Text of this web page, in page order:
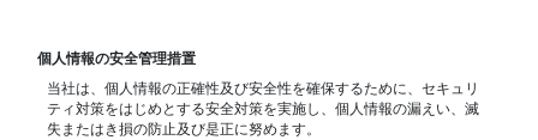
個人情報の安全管理措置
当社は、個人情報の正確性及び安全性を確保するために、セキュリ
ティ対策をはじめとする安全対策を実施し、個人情報の漏えい、滅
失またはき損の防止及び是正に努めます。